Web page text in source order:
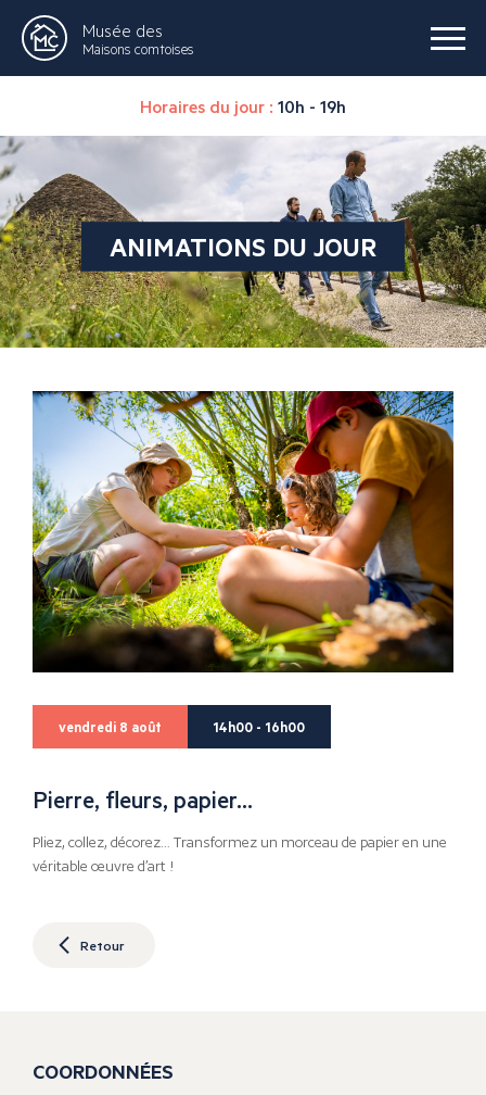
Musée des
Maisons comtoises
Horaires du jour : 10h - 19h
ANIMATIONS DU JOUR
vendredi 8 août 14h00 - 16h00
Pierre, fleurs, papier…
Pliez, collez, décorez… Transformez un morceau de papier en une
véritable œuvre d’art !
Retour
COORDONNÉES